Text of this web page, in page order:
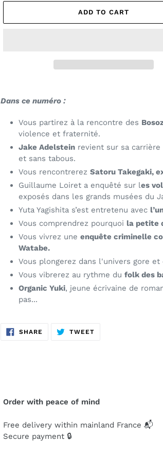
ADD TO CART
product
Dans ce numéro :
Vous partirez à la rencontre des
violence et fraternité.
Jake Adelstein revient sur sa
et sans tabous.
Vous rencontrerezSatoru Takegaki,
Guillaume Loiret a enquêté sur les
exposés dans les grands musées du
Yuta Yagishita s’est entretenu avec
Vous comprendrez pourquoi la petite
Vous vivrez uneenquête criminelle
Watabe.
Vous plongerez dans l'univers gore et
Vous vibrerez au rythme dufolk des
Organic Yuki, jeune écrivaine de
pas...
SHARE SHARE
TWEETTWEET
Order with peace of mind
Free delivery within mainland France 📬
Secure payment 🔒